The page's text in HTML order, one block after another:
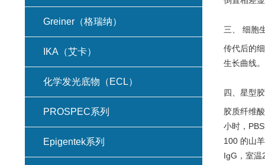
三、 细胞
传代后的
生长曲线。
四、星型
胶质纤维
小时，
100 的山
IgG，室温
Greiner（格瑞纳）
IKA（艾卡）
化学发光底物（ECL）
PROSPEC系列
Epigentek系列